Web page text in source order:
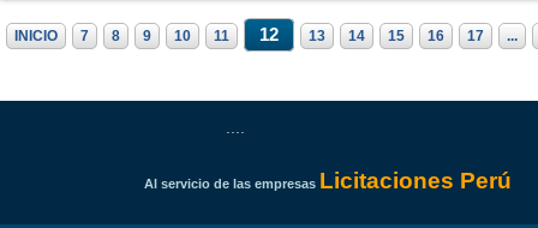
INICIO 7 8 9 10 11 12 13 14 15 16 17 ...
Al servicio de las empresas Licitaciones Perú